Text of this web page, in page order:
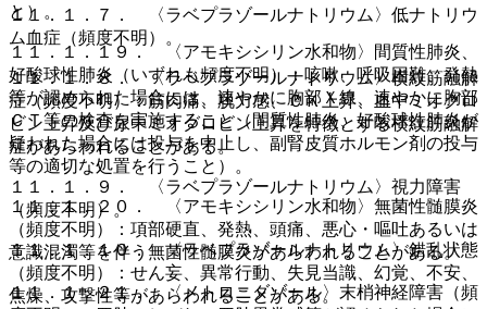
と）。
１１．１．１９． 〈アモキシシリン水和物〉間質性肺炎、
好酸球性肺炎（いずれも頻度不明）：咳嗽、呼吸困難、発熱
等が認められた場合には、速やかに胸部Ｘ線、速やかに胸部
ＣＴ等の検査を実施すること（間質性肺炎、好酸球性肺炎が
疑われた場合には投与を中止し、副腎皮質ホルモン剤の投与
等の適切な処置を行うこと）。
１１．１．２０． 〈アモキシシリン水和物〉無菌性髄膜炎
（頻度不明）：項部硬直、発熱、頭痛、悪心・嘔吐あるいは
意識混濁等を伴う無菌性髄膜炎があらわれることがある。
１１．１．２１． 〈メトロニダゾール〉末梢神経障害（頻
１１．１．７． 〈ラベプラゾールナトリウム〉低ナトリウ
ム血症（頻度不明）。
１１．１．８． 〈ラベプラゾールナトリウム〉横紋筋融解
症（頻度不明）：筋肉痛、脱力感、ＣＫ上昇、血中ミオグロ
ビン上昇及び尿中ミオグロビン上昇を特徴とする横紋筋融解
症があらわれることがある。
１１．１．９． 〈ラベプラゾールナトリウム〉視力障害
（頻度不明）。
１１．１．１０． 〈ラベプラゾールナトリウム〉錯乱状態
（頻度不明）：せん妄、異常行動、失見当識、幻覚、不安、
焦燥、攻撃性等があらわれることがある。